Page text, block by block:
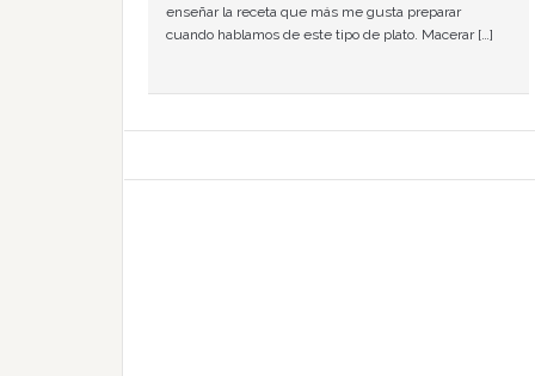
enseñar la receta que más me gusta preparar
cuando hablamos de este tipo de plato. Macerar […]